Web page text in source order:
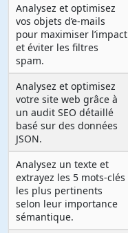
Analysez et optimisez
vos objets d’e-mails
pour maximiser l’impact
et éviter les filtres
spam.
Analysez et optimisez
votre site web grâce à
un audit SEO détaillé
basé sur des données
JSON.
Analysez un texte et
extrayez les 5 mots-clés
les plus pertinents
selon leur importance
sémantique.